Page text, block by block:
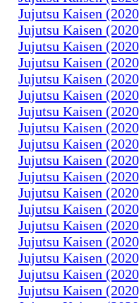
Jujutsu Kaisen
Jujutsu Kaisen
Jujutsu Kaisen
Jujutsu Kaisen
Jujutsu Kaisen
Jujutsu Kaisen
Jujutsu Kaisen
Jujutsu Kaisen
Jujutsu Kaisen
Jujutsu Kaisen
Jujutsu Kaisen
Jujutsu Kaisen
Jujutsu Kaisen
Jujutsu Kaisen
Jujutsu Kaisen
Jujutsu Kaisen
Jujutsu Kaisen
Jujutsu Kaisen